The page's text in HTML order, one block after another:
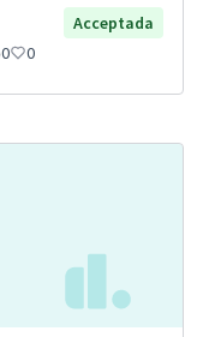
Acceptada
0 0